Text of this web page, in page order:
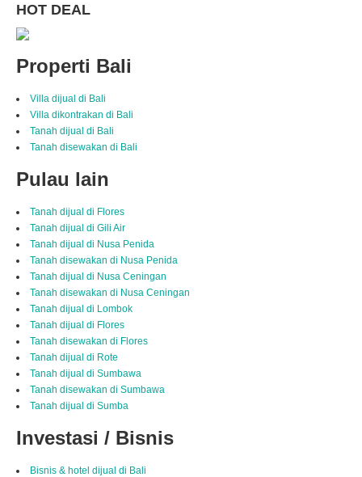
HOT DEAL
Properti Bali
Villa dijual di Bali
Villa dikontrakan di Bali
Tanah dijual di Bali
Tanah disewakan di Bali
Pulau lain
Tanah dijual di Flores
Tanah dijual di Gili Air
Tanah dijual di Nusa Penida
Tanah disewakan di Nusa Penida
Tanah dijual di Nusa Ceningan
Tanah disewakan di Nusa Ceningan
Tanah dijual di Lombok
Tanah dijual di Flores
Tanah disewakan di Flores
Tanah dijual di Rote
Tanah dijual di Sumbawa
Tanah disewakan di Sumbawa
Tanah dijual di Sumba
Investasi / Bisnis
Bisnis & hotel dijual di Bali